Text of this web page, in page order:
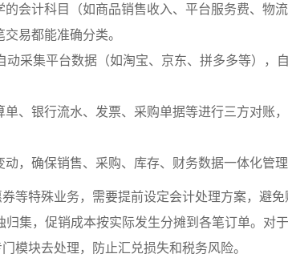
会计科目（如商品销售收入、平台服务费、物
易都能准确分类。
采集平台数据（如淘宝、京东、拼多多等），
、银行流水、发票、采购单据等进行三方对账
，确保销售、采购、库存、财务数据一体化管理
等特殊业务，需要提前设定会计处理方案，避免
归集，促销成本按实际发生分摊到各笔订单。对
模块去处理，防止汇兑损失和税务风险。